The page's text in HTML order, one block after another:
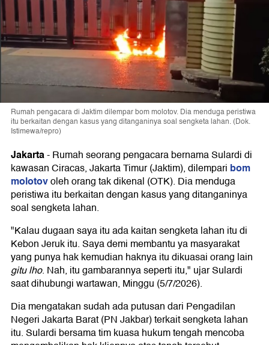
Rumah pengacara di Jaktim dilempar bom molotov. Dia menduga peristiwa
itu berkaitan dengan kasus yang ditanganinya soal sengketa lahan. (Dok.
Istimewa/repro)
Jakarta-Rumah seorang pengacara bernama Sulardi di
kawasan Ciracas, Jakarta Timur (Jaktim), dilempari bom
molotovoleh orang tak dikenal (OTK). Dia menduga
peristiwa itu berkaitan dengan kasus yang ditanganinya
soal sengketa lahan.
"Kalau dugaan saya itu ada kaitan sengketa lahan itu di
Kebon Jeruk itu. Saya demi membantu ya masyarakat
yang punya hak kemudian haknya itu dikuasai orang lain
gitu lho. Nah, itu gambarannya seperti itu," ujar Sulardi
saat dihubungi wartawan, Minggu (5/7/2026).
Dia mengatakan sudah ada putusan dari Pengadilan
Negeri Jakarta Barat (PN Jakbar) terkait sengketa lahan
itu. Sulardi bersama tim kuasa hukum tengah mencoba